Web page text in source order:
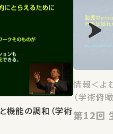
機能の調和（学術
情報＜よ
（学術俯